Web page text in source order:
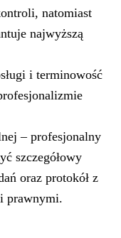
natomiast
najwyższą
i terminowość
– profesjonalny
szczegółowy
oraz protokół z
prawnymi.